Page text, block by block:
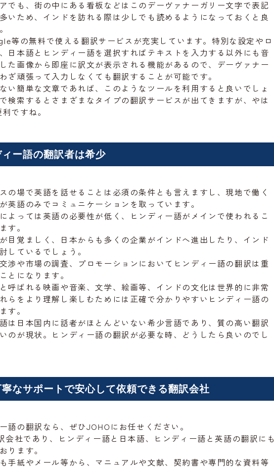
でも、街の中にある看板などはこのデーヴァナーガリー文字で表記
いため、インドを訪れる際は少しでも読めるようになっておくと良
等の無料で使える翻訳サービスが充実しています。特別な設定やロ
日本語とヒンディー語を選択すればテキストを入力する以外にも音
た画像から即座に訳文が表示される機能があるので、デーヴァナー
ざ頑張って入力しなくても翻訳することが可能です。
い簡単な文章であれば、このようなツールを利用すると良いでしょ
検索するとさまざまなタイプの翻訳サービスが出てきますが、やは
ですね。
ィー語の翻訳者は希少
の場で英語を話せることは必須の条件とも言えますし、現地で働く
英語のみでコミュニケーションを取っています。
よっては英語の必要性が低く、ヒンディー語がメインで使われるこ
す。
目覚ましく、日本からも多くの企業がインドへ進出したり、インド
しているでしょう。
渉や市場の調査、プロモーションにおいてヒンディー語の翻訳は重
とになります。
呼ばれる映画や音楽、文学、絵画等、インドの文化は世界的に非常
らをより理解し楽しむためには正確で分かりやすいヒンディー語の
す。
は日本国内に話者がほとんどいない希少言語であり、質の高い翻訳
のが現状。ヒンディー語の翻訳が必要な時、どうしたら良いのでし
なサポートで安心して依頼できる翻訳会社
語の翻訳なら、ぜひJOHOにお任せください。
会社であり、ヒンディー語と日本語、ヒンディー語と英語の翻訳にも
ります。
手紙やメール等から、マニュアルや文献、契約書や専門的な資料等